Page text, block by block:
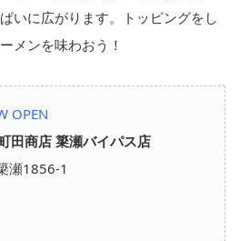
いに広がります。トッピングをし
メンを味わおう！
OPEN
田商店 簗瀬バイパス店
瀬1856-1